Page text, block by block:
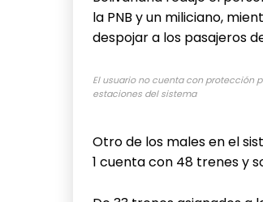
la PNB y un miliciano,
despojar a los pasajeros
El usuario no cuenta con protección
estaciones del sistema
Otro de los males en el
1 cuenta con 48 trenes y